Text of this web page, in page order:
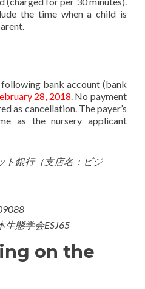
the time when a child is
bank account (bank
28, 2018. No payment
as cancellation. The payer’s
as the nursery applicant
ト銀行（支店名：ビジ
生態学会ESJ65
on the